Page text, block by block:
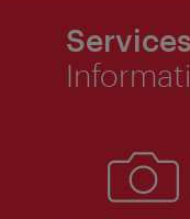
Services